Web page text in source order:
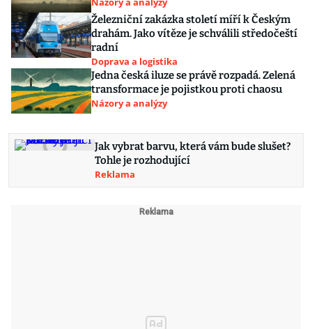
Železniční zakázka století míří k Českým
drahám. Jako vítěze je schválili středočeští
radní
Doprava a logistika
Jedna česká iluze se právě rozpadá. Zelená
transformace je pojistkou proti chaosu
Názory a analýzy
Jak vybrat barvu, která vám bude slušet?
Tohle je rozhodující
Reklama